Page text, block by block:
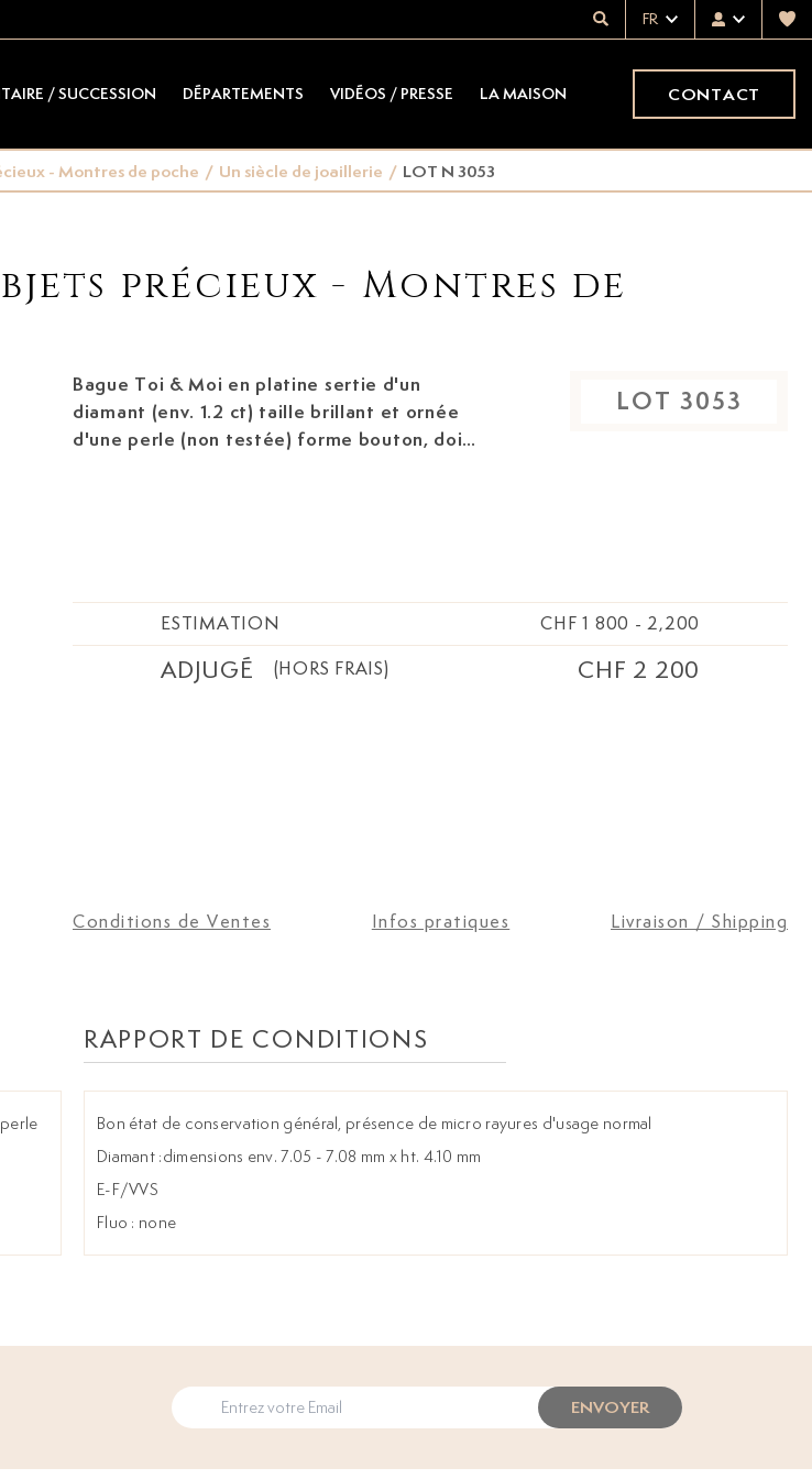
FR
/ SUCCESSION DÉPARTEMENTS VIDÉOS / PRESSE LA MAISON CONTACT
- Montres de poche / Un siècle de joaillerie / LOT N 3053
précieux - Montres de
Bague Toi & Moi en platine sertie d'un
diamant (env. 1.2 ct) taille brillant et ornée
d'une perle (non testée) forme bouton, doigt
LOT 3053
ESTIMATION CHF 1 800 - 2,200
ADJUGÉ (HORS FRAIS) CHF 2 200
Conditions de Ventes Infos pratiques Livraison / Shipping
RAPPORT DE CONDITIONS
Bon état de conservation général, présence de micro rayures d'usage normal
Diamant :dimensions env. 7.05 - 7.08 mm x ht. 4.10 mm
E-F/VVS
Fluo : none
ENVOYER